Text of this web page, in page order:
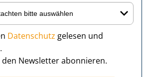
Datenschutz gelesen und
Newsletter abonnieren.